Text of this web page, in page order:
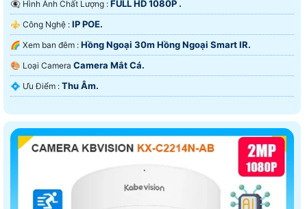
👁️‍🗨 Hình Ành Chất Lượng : FULL HD 1080P .
⚜️ Công Nghệ : IP POE.
🌈 Xem ban đêm : Hồng Ngoại 30m Hồng Ngoại Smart IR.
🎨 Loại Camera Camera Mắt Cá.
️💠 Ưu Điểm : Thu Âm.